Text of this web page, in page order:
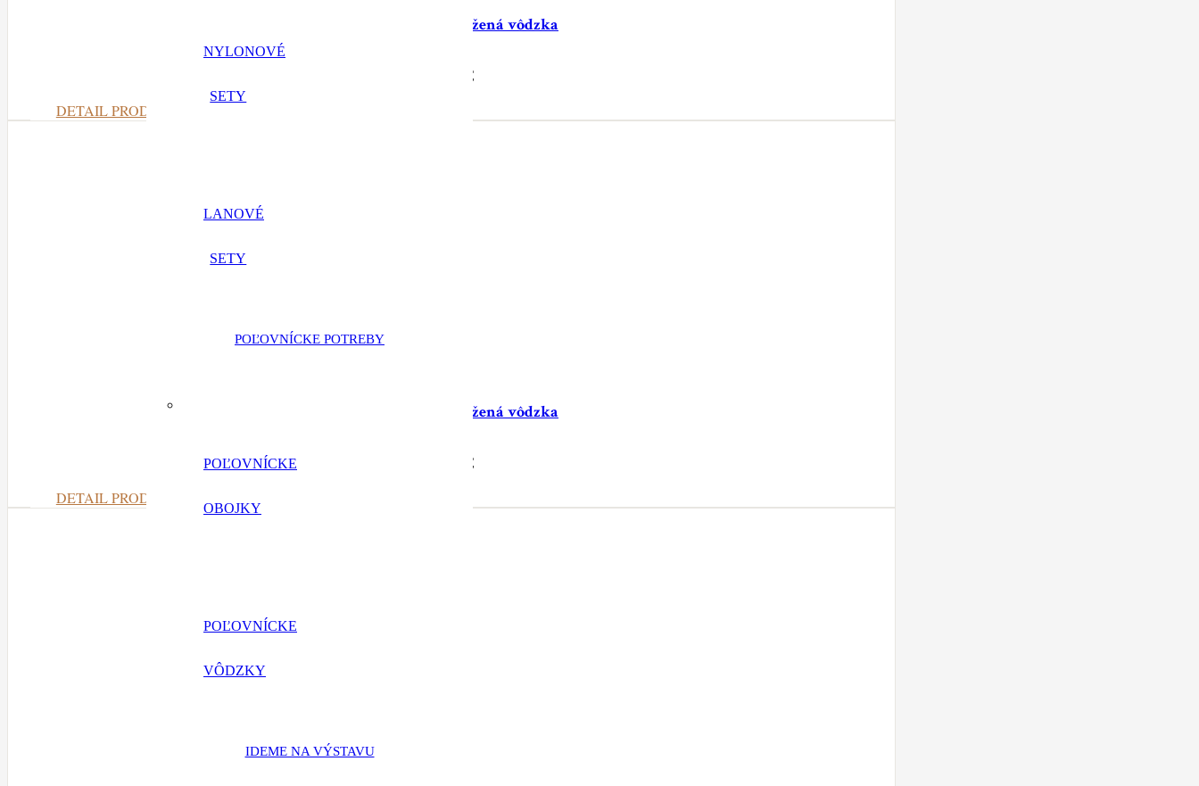
NYLONOVÉ
SETY
LANOVÉ
SETY
POĽOVNÍCKE POTREBY
POĽOVNÍCKE
OBOJKY
POĽOVNÍCKE
VÔDZKY
IDEME NA VÝSTAVU
Červeno / biela kožená vôdzka
€
DETAIL PRODUKTU
Červeno čierna kožená vôdzka
€
DETAIL PRODUKTU